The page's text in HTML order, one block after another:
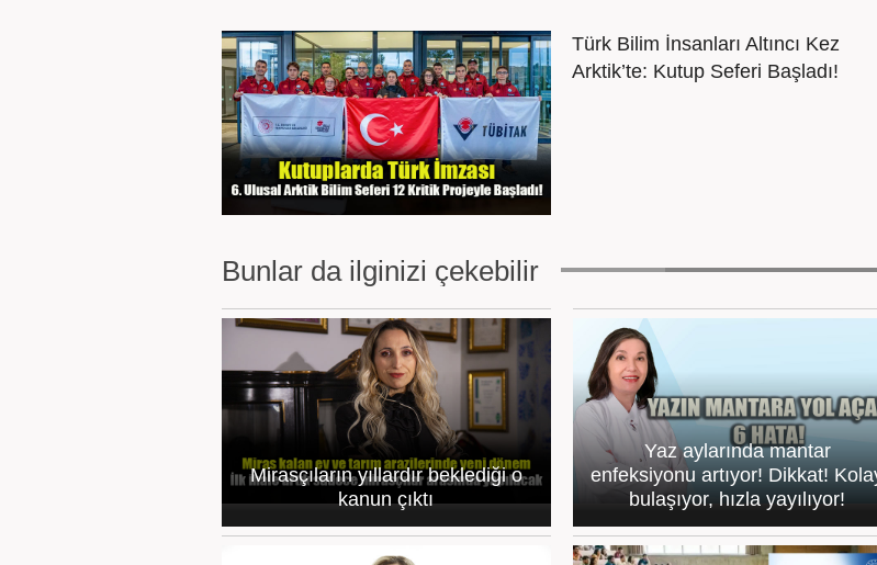
Türk Bilim İnsanları Altıncı Kez
Arktik’te: Kutup Seferi Başladı!
Bunlar da ilginizi çekebilir
Mirasçıların yıllardır beklediği o
kanun çıktı
Yaz aylarında mantar
enfeksiyonu artıyor! Dikkat!
bulaşıyor, hızla yayılıyor!